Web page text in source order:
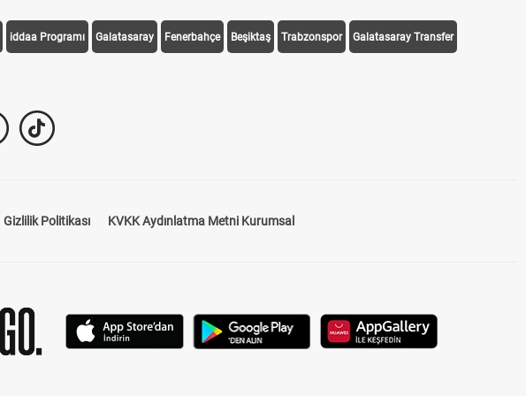
iddaa Programı Galatasaray Fenerbahçe Beşiktaş Trabzonspor Galatasaray Transfer
Gizlilik Politikası KVKK Aydınlatma Metni Kurumsal